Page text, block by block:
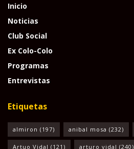
Inicio
Noticias
Club Social
Ex Colo-Colo
Programas
Entrevistas
Etiquetas
almiron (197) anibal mosa (232)
Artuo Vidal (121) arturo vidal (240)